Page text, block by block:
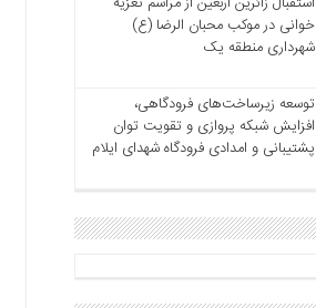
خوانی در موکب محبان الرضا (ع)
شهرداری منطقه یک
توسعه زیرساخت‌های فرودگاهی،
افزایش شبکه پروازی و تقویت توان
پشتیبانی و امدادی فرودگاه شهدای ایلام